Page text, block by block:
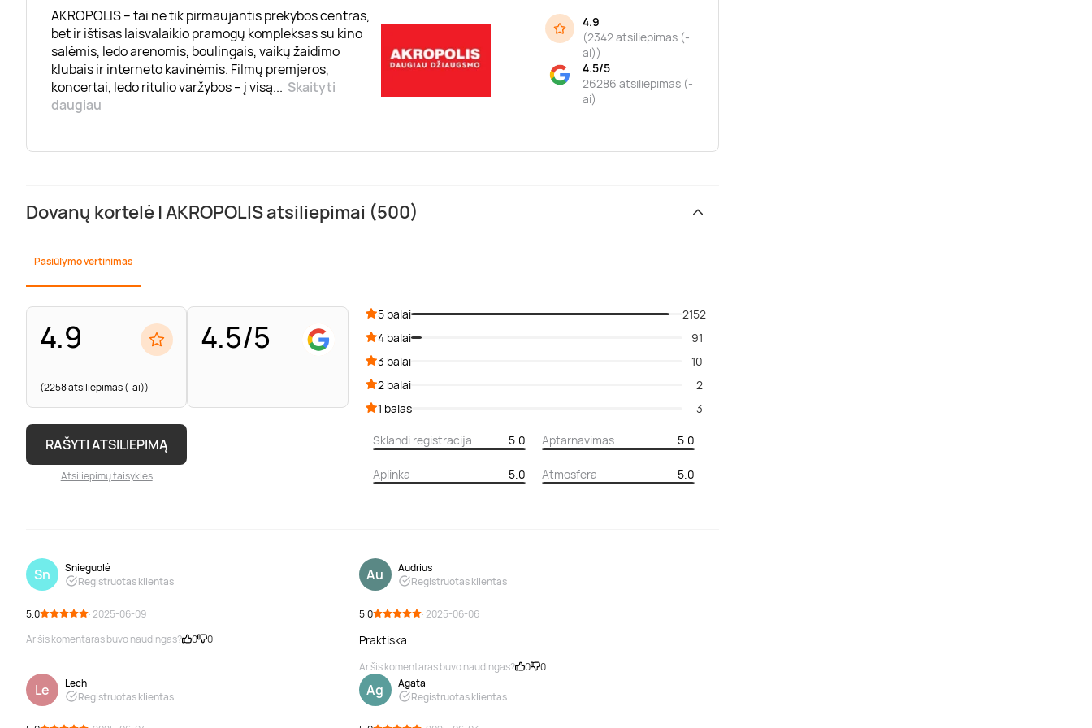
AKROPOLIS – tai ne tik pirmaujantis prekybos centras,
bet ir ištisas laisvalaikio pramogų kompleksas su kino
salėmis, ledo arenomis, boulingais, vaikų žaidimo
klubais ir interneto kavinėmis. Filmų premjeros,
koncertai, ledo ritulio varžybos – į visą... Skaityti
daugiau
4.9
(2342 atsiliepimas (-
ai))
4.5/5
26286 atsiliepimas (-
ai)
Dovanų kortelė | AKROPOLIS atsiliepimai (500)
Pasiūlymo vertinimas
4.9
(2258 atsiliepimas (-ai))
4.5/5
RAŠYTI ATSILIEPIMĄ
Atsiliepimų taisyklės
5 balai
2152
4 balai
91
3 balai
10
2 balai
2
1 balas
3
Sklandi registracija 5.0 Aptarnavimas 5.0
Aplinka 5.0 Atmosfera 5.0
Sn
Snieguolė
Registruotas klientas
5.0
· 2025-06-09
Ar šis komentaras buvo naudingas?
0 0
Au
Audrius
Registruotas klientas
5.0 · 2025-06-06
Praktiska
Ar šis komentaras buvo naudingas? 0 0
Le
Lech
Registruotas klientas
Ag
Agata
Registruotas klientas